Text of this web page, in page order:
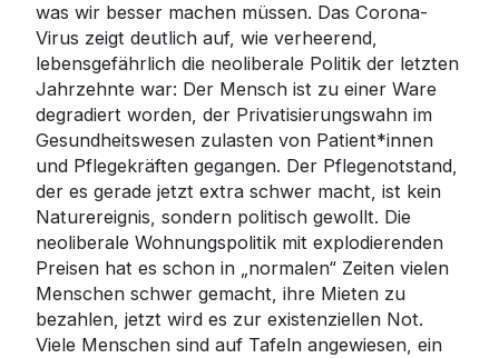
was wir besser machen müssen. Das Corona-
Virus zeigt deutlich auf, wie verheerend,
lebensgefährlich die neoliberale Politik der letzten
Jahrzehnte war: Der Mensch ist zu einer Ware
degradiert worden, der Privatisierungswahn im
Gesundheitswesen zulasten von Patient*innen
und Pflegekräften gegangen. Der Pflegenotstand,
der es gerade jetzt extra schwer macht, ist kein
Naturereignis, sondern politisch gewollt. Die
neoliberale Wohnungspolitik mit explodierenden
Preisen hat es schon in „normalen“ Zeiten vielen
Menschen schwer gemacht, ihre Mieten zu
bezahlen, jetzt wird es zur existenziellen Not.
Viele Menschen sind auf Tafeln angewiesen, ein